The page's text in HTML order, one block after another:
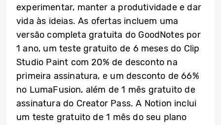
experimentar, manter a produtividade e dar
vida às ideias. As ofertas incluem uma
versão completa gratuita do GoodNotes por
1 ano, um teste gratuito de 6 meses do Clip
Studio Paint com 20% de desconto na
primeira assinatura, e um desconto de 66%
no LumaFusion, além de 1 mês gratuito de
assinatura do Creator Pass. A Notion inclui
um teste gratuito de 1 mês do seu plano